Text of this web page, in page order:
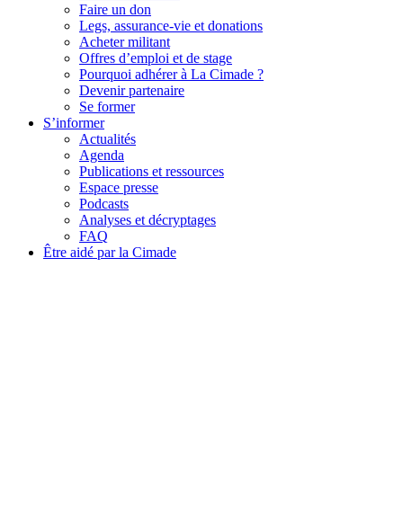
Faire un don
Legs, assurance-vie et donations
Acheter militant
Offres d’emploi et de stage
Pourquoi adhérer à La Cimade ?
Devenir partenaire
Se former
S’informer
Actualités
Agenda
Publications et ressources
Espace presse
Podcasts
Analyses et décryptages
FAQ
Être aidé par la Cimade